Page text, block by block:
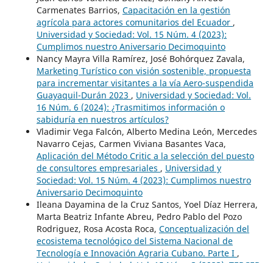
Carmenates Barrios, Capacitación en la gestión
agrícola para actores comunitarios del Ecuador ,
Universidad y Sociedad: Vol. 15 Núm. 4 (2023):
Cumplimos nuestro Aniversario Decimoquinto
Nancy Mayra Villa Ramírez, José Bohórquez Zavala,
Marketing Turístico con visión sostenible, propuesta
para incrementar visitantes a la vía Aero-suspendida
Guayaquil-Durán 2023 , Universidad y Sociedad: Vol.
16 Núm. 6 (2024): ¿Trasmitimos información o
sabiduría en nuestros artículos?
Vladimir Vega Falcón, Alberto Medina León, Mercedes
Navarro Cejas, Carmen Viviana Basantes Vaca,
Aplicación del Método Critic a la selección del puesto
de consultores empresariales , Universidad y
Sociedad: Vol. 15 Núm. 4 (2023): Cumplimos nuestro
Aniversario Decimoquinto
Ileana Dayamina de la Cruz Santos, Yoel Díaz Herrera,
Marta Beatriz Infante Abreu, Pedro Pablo del Pozo
Rodriguez, Rosa Acosta Roca, Conceptualización del
ecosistema tecnológico del Sistema Nacional de
Tecnología e Innovación Agraria Cubano. Parte I ,